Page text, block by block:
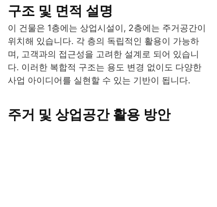
구조 및 면적 설명
이 건물은 1층에는 상업시설이, 2층에는 주거공간이
위치해 있습니다. 각 층의 독립적인 활용이 가능하
며, 고객과의 접근성을 고려한 설계로 되어 있습니
다. 이러한 복합적 구조는 용도 변경 없이도 다양한
사업 아이디어를 실현할 수 있는 기반이 됩니다.
주거 및 상업공간 활용 방안